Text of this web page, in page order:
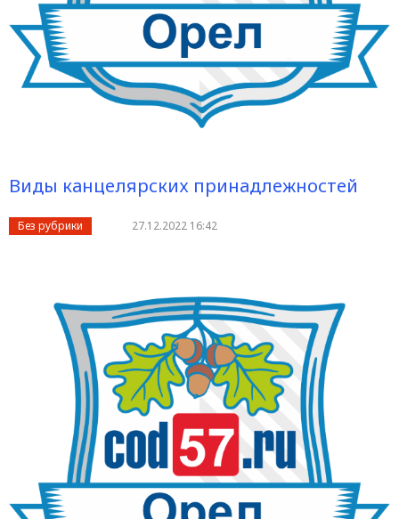
Виды канцелярских принадлежностей
Без рубрики 27.12.2022 16:42